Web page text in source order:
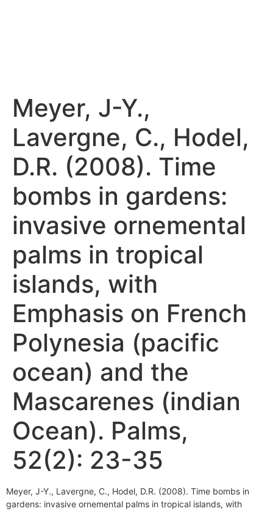
Meyer, J-Y.,
Lavergne, C., Hodel,
D.R. (2008). Time
bombs in gardens:
invasive ornemental
palms in tropical
islands, with
Emphasis on French
Polynesia (pacific
ocean) and the
Mascarenes (indian
Ocean). Palms,
52(2): 23-35
Meyer, J-Y., Lavergne, C., Hodel, D.R. (2008). Time bombs in
gardens: invasive ornemental palms in tropical islands, with